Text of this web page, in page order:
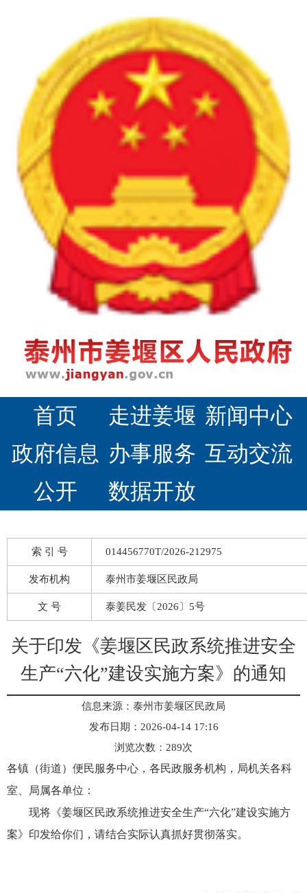
首页 走进姜堰 新闻中心
政府信息
公开
办事服务 互动交流
数据开放
索 引 号 014456770T/2026-212975
发布机构 泰州市姜堰区民政局
文 号 泰姜民发〔2026〕5号
关于印发《姜堰区民政系统推进安全
生产“六化”建设实施方案》的通知
信息来源：泰州市姜堰区民政局
发布日期：2026-04-14 17:16
浏览次数： 289次
各镇（街道）便民服务中心，各民政服务机构，局机关各科
室、局属各单位：
现将《姜堰区民政系统推进安全生产“六化”建设实施方
案》印发给你们，请结合实际认真抓好贯彻落实。